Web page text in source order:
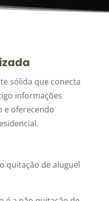
sólida que conecta
informações
e oferecendo
quitação de aluguel